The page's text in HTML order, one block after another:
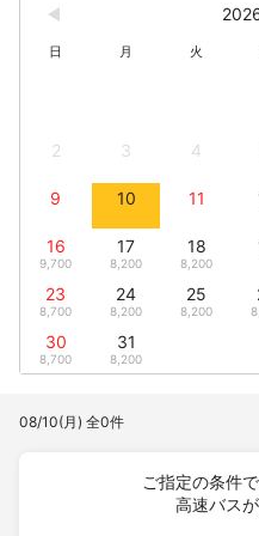
日 月 火
2 3 4
9 10 11
16
9,700
17
8,200
18
8,200
23
8,700
24
8,200
25
8,200
30
8,700
31
8,200
08/10(月) 全0件
ご指定の条件
高速バス